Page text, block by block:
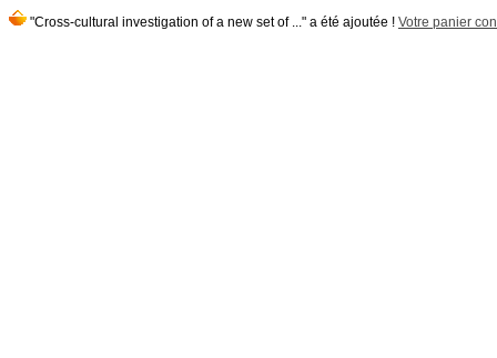
"Cross-cultural investigation of a new set of ..." a été ajoutée ! Votre panier